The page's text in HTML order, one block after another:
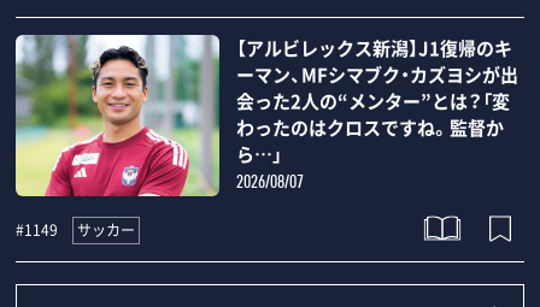
【アルビレックス新潟】J1復帰のキ
ーマン、MFシマブク・カズヨシが出
会った2人の“メンター”とは？「変
わったのはクロスですね。監督か
ら…」
2026/08/07
#1149 サッカー